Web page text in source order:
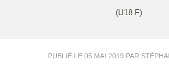
(U18 F)
PUBLIÉ LE 05 MAI 2019 PAR